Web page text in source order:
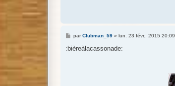
M
s
parClubman_59» lun. 23 févr., 2015 20:09
:bièreàlacassonade: